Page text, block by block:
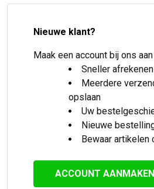
Nieuwe klant?
Maak een account bij ons
Sneller afrekenen
Meerdere
opslaan
Uw
Nieuwe
Bewaar
ACCOUNT AANMAKEN